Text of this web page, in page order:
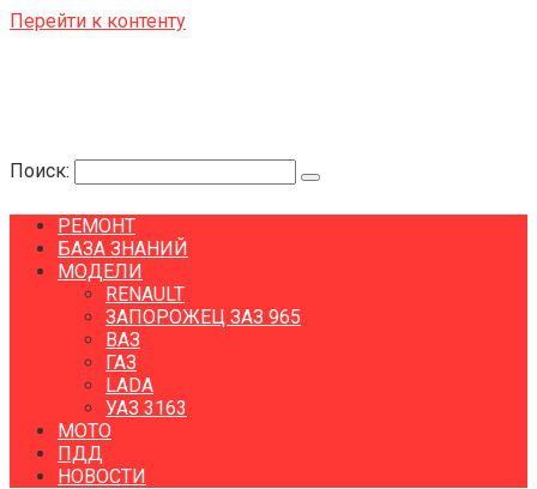
Перейти к контенту
Поиск:
РЕМОНТ
БАЗА ЗНАНИЙ
МОДЕЛИ
RENAULT
ЗАПОРОЖЕЦ ЗАЗ 965
ВАЗ
ГАЗ
LADA
УАЗ 3163
МОТО
ПДД
НОВОСТИ